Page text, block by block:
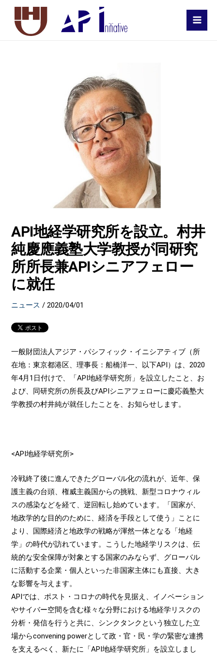
API地経学研究所を設立。村井
純慶應義塾大学教授が同研究
所所長兼APIシニアフェロー
に就任
ニュース /2020/04/01
一般財団法人アジア・パシフィック・イニシアティブ（所
在地：東京都港区、理事長：船橋洋一、以下API）は、2020
年4月1日付けで、「API地経学研究所」を設立したこと、お
よび、同研究所の所長及びAPIシニアフェローに慶応義塾大
学教授の村井純が就任したことを、お知らせします。
<API地経学研究所>
冷戦終了後に進んできたグローバル化の流れが、近年、保
護主義の台頭、権威主義国からの挑戦、新型コロナウィル
スの感染などを経て、逆回転し始めています。「国家が、
地政学的な目的のために、経済を手段として使う」ことに
より、国際経済と地政学の戦略が渾然一体となる「地経
学」の時代が訪れています。こうした地経学リスクは、伝
統的な安全保障が対象とする国家のみならず、グローバル
に活動する企業・個人といった非国家主体にも直接、大き
な影響を与えます。
APIでは、ポスト・コロナの時代を見据え、イノベーション
やサイバー空間を含む様々な分野における地経学リスクの
分析・発信を行うと共に、シンクタンクという独立した立
場からconvening powerとして政・官・民・学の緊密な連携
を支えるべく、新たに「API地経学研究所」を設立しまし